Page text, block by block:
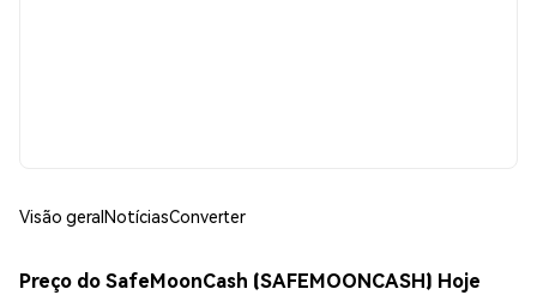
Visão geralNotíciasConverter
Preço do SafeMoonCash (SAFEMOONCASH) Hoje